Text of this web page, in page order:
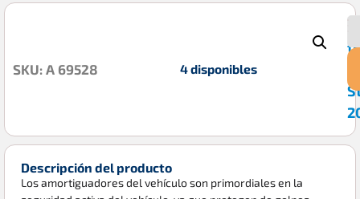
SKU: A 69528 4 disponibles
Descripción del producto
Los amortiguadores del vehículo son primordiales en la